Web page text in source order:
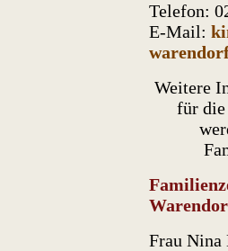
Telefon:
E-Mail:
Weitere
für die
Frau Nina